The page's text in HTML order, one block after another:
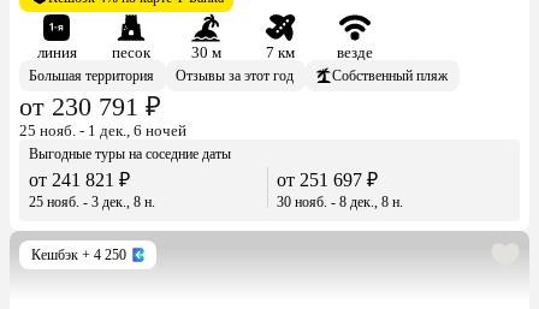
линия песок 30 м 7 км
везде
Большая территория
Отзывы за этот год Собственный пляж
от 230 791 ₽
25 нояб. - 1 дек., 6 ночей
Выгодные туры на соседние даты
от 241 821 ₽
25 нояб. - 3 дек., 8 н.
от 251 697 ₽
30 нояб. - 8 дек., 8 н.
Кешбэк + 4 250